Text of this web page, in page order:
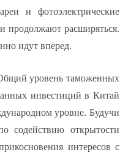
и фотоэлектрические
расширяться.
идут вперед.
уровень таможенных
инвестиций в Китай
уровне. Будучи
содействию открытости
интересов с